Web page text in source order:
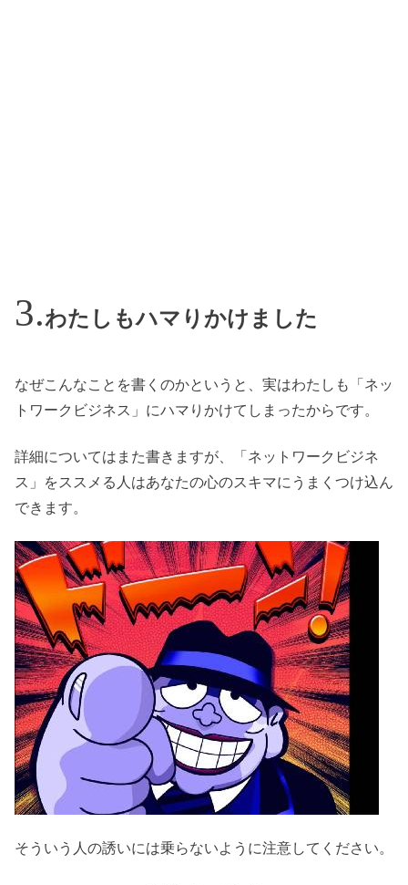
わたしもハマりかけました
なぜこんなことを書くのかというと、実はわたしも「ネッ
トワークビジネス」にハマりかけてしまったからです。
詳細についてはまた書きますが、「ネットワークビジネ
ス」をススメる人はあなたの心のスキマにうまくつけ込ん
できます。
そういう人の誘いには乗らないように注意してください。